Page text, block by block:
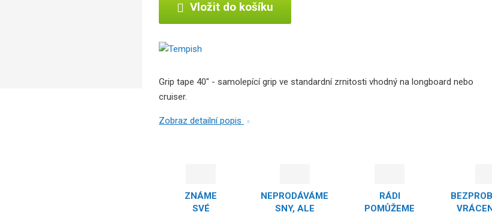
Vložit do košíku
Grip tape 40" - samolepící grip ve standardní zrnitosti vhodný na longboard nebo
cruiser.
Zobraz detailní popis
ZNÁME
SVÉ
NEPRODÁVÁME
SNY, ALE
RÁDI
POMŮŽEME